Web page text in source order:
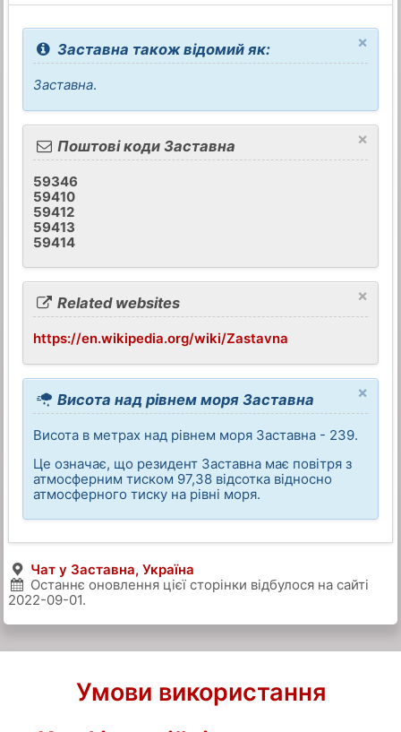
×
Заставна також відомий як:
Заставна.
×
Поштові коди Заставна
59346
59410
59412
59413
59414
×
Related websites
https://en.wikipedia.org/wiki/Zastavna
×
Висота над рівнем моря Заставна
Висота в метрах над рівнем моря Заставна - 239.
Це означає, що резидент Заставна має повітря з
атмосферним тиском 97,38 відсотка відносно
атмосферного тиску на рівні моря.
Чат у Заставна, Україна
Останнє оновлення цієї сторінки відбулося на сайті
2022-09-01.
Умови використання